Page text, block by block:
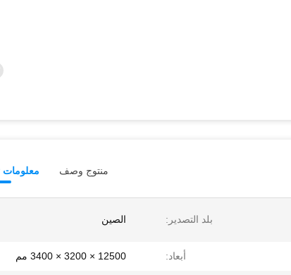
معلومات منتوج وصف
بلد التصدير: الصين
أبعاد: 12500 × 3200 × 3400 مم